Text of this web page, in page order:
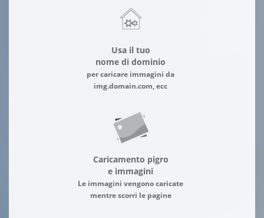
Usa il tuo
nome di dominio
per caricare immagini da
img.domain.com, ecc
Caricamento pigro
e immagini
Le immagini vengono caricate
mentre scorri le pagine